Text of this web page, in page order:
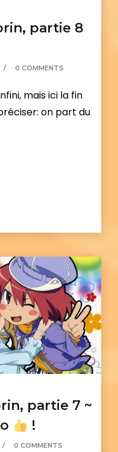
partie 8
0 COMMENTS
mais ici la fin
on part du
partie 7 ~
!
0 COMMENTS